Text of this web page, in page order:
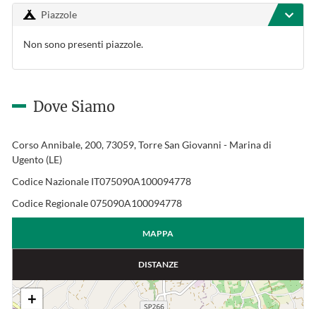
Piazzole
Non sono presenti piazzole.
Dove Siamo
Corso Annibale, 200, 73059, Torre San Giovanni - Marina di
Ugento (LE)
Codice Nazionale IT075090A100094778
Codice Regionale 075090A100094778
MAPPA
DISTANZE
+